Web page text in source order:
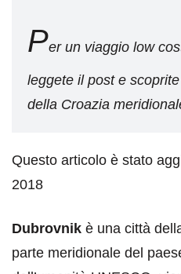
Per un viaggio low
leggete il post e
della Croazia
Questo articolo è stato
2018
Dubrovnik è una città
parte meridionale del